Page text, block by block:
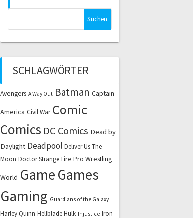
SCHLAGWÖRTER
Avengers A Way Out Batman Captain
America Civil War Comic
Comics DC Comics Dead by
Daylight Deadpool Deliver Us The
Moon Doctor Strange Fire Pro Wrestling
World GameGames
Gaming Guardians of the Galaxy
Harley Quinn Hellblade Hulk Injustice Iron